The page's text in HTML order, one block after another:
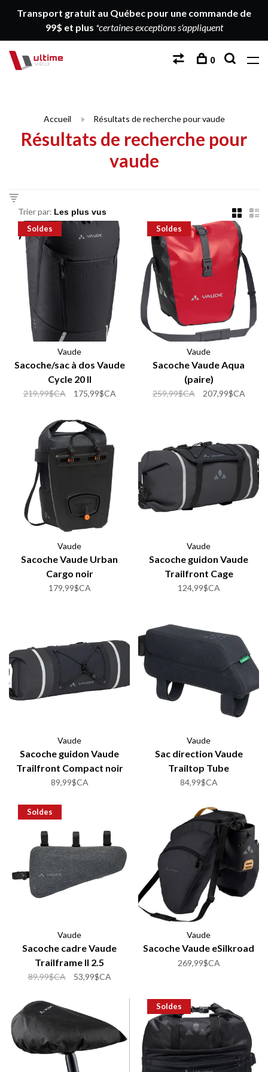
Transport gratuit au Québec pour une commande de
99$ et plus *certaines exceptions s'appliquent
0
Accueil Résultats de recherche pour vaude
Résultats de recherche pour
vaude
Trier par:
Soldes
Vaude
Sacoche/sac à dos Vaude
Cycle 20 II
219,99$CA 175,99$CA
Soldes
Vaude
Sacoche Vaude Aqua
(paire)
259,99$CA 207,99$CA
Vaude
Sacoche Vaude Urban
Cargo noir
179,99$CA
Vaude
Sacoche guidon Vaude
Trailfront Cage
124,99$CA
Vaude
Sacoche guidon Vaude
Trailfront Compact noir
89,99$CA
Vaude
Sac direction Vaude
Trailtop Tube
84,99$CA
Soldes
Vaude
Sacoche cadre Vaude
Trailframe II 2.5
89,99$CA 53,99$CA
Vaude
Sacoche Vaude eSilkroad
269,99$CA
Soldes